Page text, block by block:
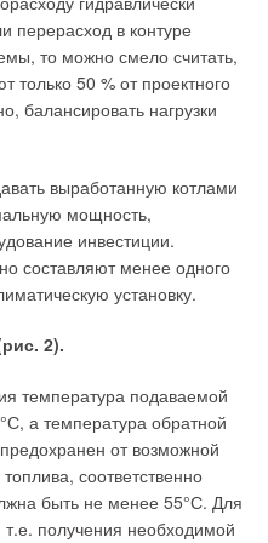
перерасход в контуре
то можно смело считать,
только 50 % от проектного
балансировать нагрузки
выработанную котлами
мощность,
инвестиции.
составляют менее одного
установку.
2).
температура подаваемой
а температура обратной
от возможной
соответственно
быть не менее 55°С. Для
получения необходимой
известно, что
химическая, ядерная,
и др.) есть общая
форм движения материи
деятельность).
энергии, то можно сказать,
температурой
в процессах
а ее количественной
потенциал --
используемых при
(пара, горячей воды,
мерой
также теплота (количество
теплота понимается
процессов теплового
систем или
средой при
и комфорт
решения от экспертов
Уведомления отключены